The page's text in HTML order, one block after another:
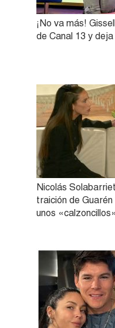
¡No va más!
de Canal 13 y
Nicolás
traición de
unos